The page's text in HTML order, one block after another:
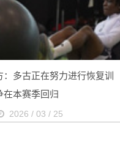
：多古正在努力进行恢复训
在本赛季回归
2026 / 03 / 25